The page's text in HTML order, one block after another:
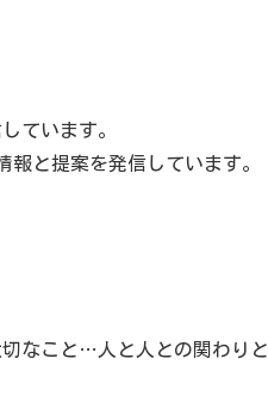
ています。
と提案を発信しています。
なこと…人と人との関わりと